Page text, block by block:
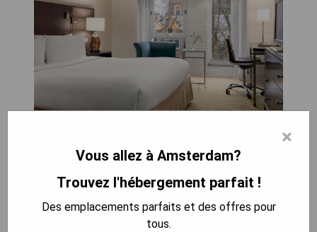
emplacement central à proximité de la gare
centrale d'Amsterdam et à 10 minutes à pied de
la place Dam. Il propose un centre de fitness
ouvert 24h/24 et des hébergements modernes
équipés de télévisions à écran plat. Toutes les
×
Vous allez à Amsterdam?
Trouvez l'hébergement parfait !
Des emplacements parfaits et des offres pour
tous.